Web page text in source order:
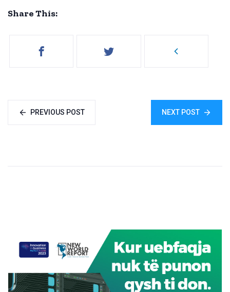
Share This:
PREVIOUS POST NEXT POST